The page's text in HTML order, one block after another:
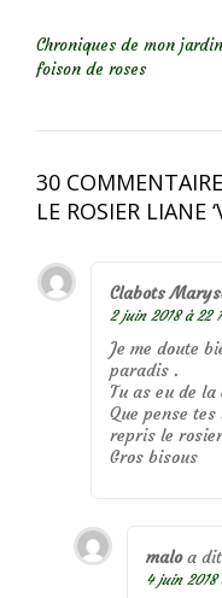
Chroniques de mon
foison de roses
30
LE ROSIER LIANE
Clabots
2 juin 2018 à 22
Je me doute
paradis .
Tu as eu de
Que pense
repris le
Gros bisous
malo a
4 juin 2018